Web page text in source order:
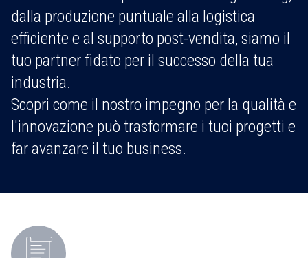
dalla produzione puntuale alla logistica
efficiente e al supporto post-vendita, siamo il
tuo partner fidato per il successo della tua
industria.
Scopri come il nostro impegno per la qualità e
l'innovazione può trasformare i tuoi progetti e
far avanzare il tuo business.